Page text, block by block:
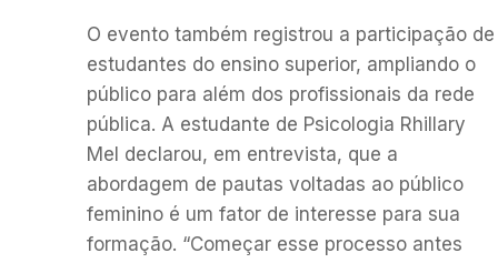
O evento também registrou a participação de
estudantes do ensino superior, ampliando o
público para além dos profissionais da rede
pública. A estudante de Psicologia Rhillary
Mel declarou, em entrevista, que a
abordagem de pautas voltadas ao público
feminino é um fator de interesse para sua
formação. “Começar esse processo antes